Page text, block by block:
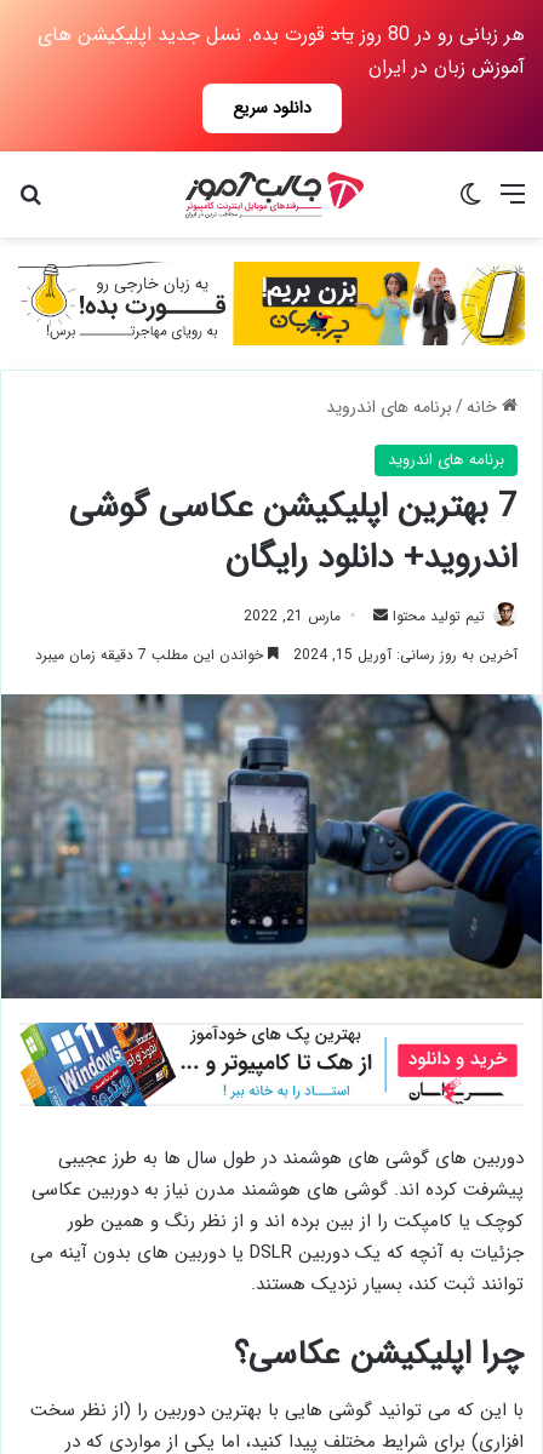
هر زبانی رو در 80 روز یاد قورت بده. نسل جدید اپلیکیشن های
آموزش زبان در ایران
دانلود سریع
منو
خانه/برنامه های اندروید
برنامه های اندروید
7 بهترین اپلیکیشن عکاسی گوشی
اندروید+ دانلود رایگان
تیم تولید محتوا
ارسال
ایمیل
مارس 21, 2022
آخرین به روز رسانی: آوریل 15, 2024
خواندن این مطلب 7 دقیقه زمان میبرد
دوربین ‌های گوشی ‌های هوشمند در طول سال‌ ها به طرز عجیبی
پیشرفت کرده اند. گوشی‌ های هوشمند مدرن نیاز به دوربین عکاسی
کوچک یا کامپکت را از بین برده ‌اند و از نظر رنگ و همین طور
جزئیات به آنچه که یک دوربین DSLR یا دوربین های بدون آینه می
‌توانند ثبت کند، بسیار نزدیک هستند.
چرا اپلیکیشن عکاسی؟
با این که می ‌توانید گوشی هایی با بهترین دوربین را (از نظر سخت
افزاری) برای شرایط مختلف پیدا کنید، اما یکی از مواردی که در